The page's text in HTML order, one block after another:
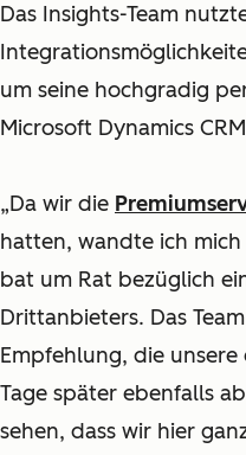
Das Insights-Team
um seine hochgradig
Microsoft Dynamics
„Da wir die
hatten, wandte ich
bat um Rat bezüglich
Drittanbieters. Das
Empfehlung, die
Tage später ebenfalls
sehen, dass wir hier